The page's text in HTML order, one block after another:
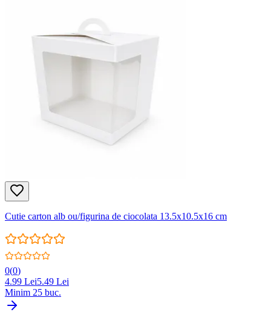
Cutie carton alb ou/figurina de ciocolata 13.5x10.5x16 cm
0(0)
4.99 Lei5.49 Lei
Minim 25 buc.